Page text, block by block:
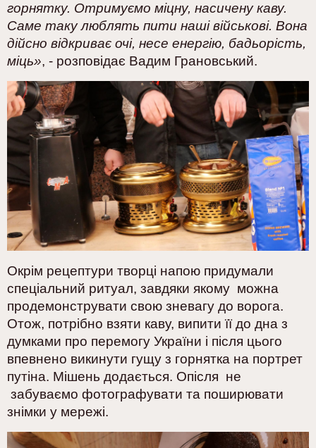
горнятку. Отримуємо міцну, насичену каву.
Саме таку люблять пити наші військові. Вона
дійсно відкриває очі, несе енергію, бадьорість,
міць», - розповідає Вадим Грановський.
Окрім рецептури творці напою придумали
спеціальний ритуал, завдяки якому можна
продемонструвати свою зневагу до ворога.
Отож, потрібно взяти каву, випити її до дна з
думками про перемогу України і після цього
впевнено викинути гущу з горнятка на портрет
путіна. Мішень додається. Опісля не
забуваємо фотографувати та поширювати
знімки у мережі.